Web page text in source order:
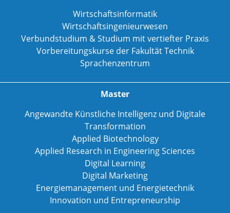
Wirtschaftsinformatik
Wirtschaftsingenieurwesen
Verbundstudium & Studium mit vertiefter Praxis
Vorbereitungskurse der Fakultät Technik
Sprachenzentrum
Master
Angewandte Künstliche Intelligenz und Digitale
Transformation
Applied Biotechnology
Applied Research in Engineering Sciences
Digital Learning
Digital Marketing
Energiemanagement und Energietechnik
Innovation und Entrepreneurship